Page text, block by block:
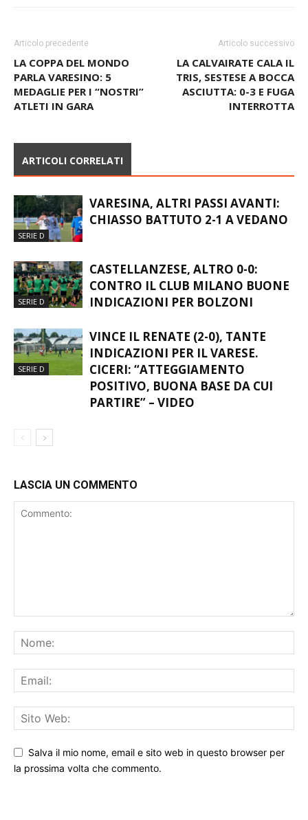
Articolo precedente
LA COPPA DEL MONDO
PARLA VARESINO: 5
MEDAGLIE PER I “NOSTRI”
ATLETI IN GARA
Articolo successivo
LA CALVAIRATE CALA IL
TRIS, SESTESE A BOCCA
ASCIUTTA: 0-3 E FUGA
INTERROTTA
ARTICOLI CORRELATI
SERIE D
VARESINA, ALTRI PASSI AVANTI:
CHIASSO BATTUTO 2-1 A VEDANO
SERIE D
CASTELLANZESE, ALTRO 0-0:
CONTRO IL CLUB MILANO BUONE
INDICAZIONI PER BOLZONI
SERIE D
VINCE IL RENATE (2-0), TANTE
INDICAZIONI PER IL VARESE.
CICERI: “ATTEGGIAMENTO
POSITIVO, BUONA BASE DA CUI
PARTIRE” – VIDEO
LASCIA UN COMMENTO
Salva il mio nome, email e sito web in questo browser per
la prossima volta che commento.